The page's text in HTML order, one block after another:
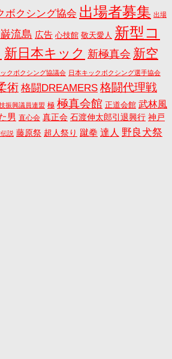
ボクシング協会 出場者募集 出場
巌流島 広告 心技館 敬天愛人 新型コ
新日本キック 新極真会 新空
クボクシング協議会 日本キックボクシング選手協会
術 格闘DREAMERS 格闘代理戦
振興議員連盟 極 極真会館 正道会館 武林風
男 直心会 真正会 石渡伸太郎引退興行 神戸
説 藤原祭 超人祭り 蹴拳 達人 野良犬祭